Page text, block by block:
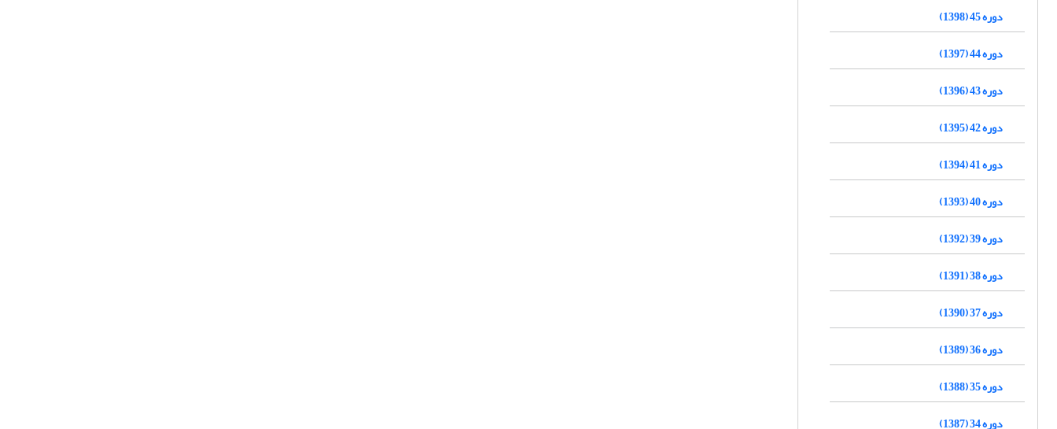
دوره 45 (1398)
دوره 44 (1397)
دوره 43 (1396)
دوره 42 (1395)
دوره 41 (1394)
دوره 40 (1393)
دوره 39 (1392)
دوره 38 (1391)
دوره 37 (1390)
دوره 36 (1389)
دوره 35 (1388)
دوره 34 (1387)